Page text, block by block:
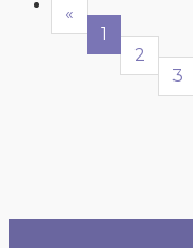
« Previous
1
2
3